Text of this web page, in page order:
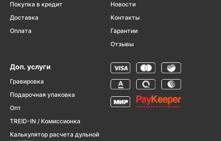
Покупка в кредит
Доставка
Оплата
Новости
Контакты
Гарантии
Отзывы
Доп. услуги
Гравировка
Подарочная упаковка
Опт
TREID-IN / Комиссионка
Калькулятор расчета дульной